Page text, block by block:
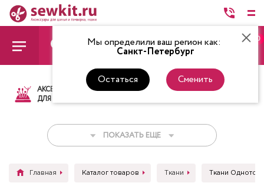
Мы определили ваш регион как:
Санкт-Петербург
Остаться Сменить
0
АКСЕССУАРЫ
ДЛЯ ШИТЬЯ
ТКАНИ НИТКИ
ПОКАЗАТЬ ЕЩЕ
Главная Каталог товаров Ткани Ткани